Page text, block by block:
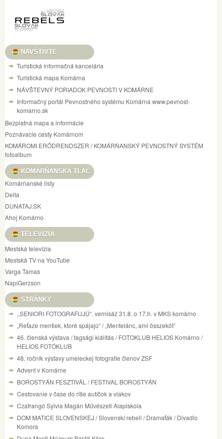
NAVŠTÍVTE
Turistická informačná kancelária
Turistická mapa Komárna
NÁVŠTEVNÝ PORIADOK PEVNOSTI V KOMÁRNE
Informačný portál Pevnostného systému Komárna www.pevnost-
komarno.sk
Bezplatná mapa a informácie
Poznávacie cesty Komárnom
KOMÁROMI ERŐDRENDSZER / KOMÁRŇANSKÝ PEVNOSTNÝ SYSTÉM
fotoalbum
KOMÁRŇANSKÁ TLAČ
Komárňanské listy
Delta
DUNATAJ.SK
Ahoj Komárno
TELEVÍZIA
Mestská televízia
Mestská TV na YouTube
Varga Tamas
NapiGerzson
STRÁNKY
,,SENIORI FOTOGRAFUJÚ“. vernisáž 31.8. o 17.h. v MKS komárno
„Reťaze mentiek, ktoré spájajú“ / „Mentelánc, ami összeköt”
46. členská výstava / tagsági kiálítás / FOTOKLUB HELIOS Komárno /
HELIOS FOTÓKLUB
48. ročník výstavy umeleckej fotografie členov ZSF
Advent v Komárne
BOROSTYÁN FESZTIVÁL / FESTIVAL BOROSTYÁN
Cestovanie v čase do ríše autíčok a vlakov
Czafrangó Sylvia Magán Művészeti Alapiskola
DOM MATICE SLOVENSKEJ / Slovenskí rebeli / Dramaťák / Divadlo
Komora